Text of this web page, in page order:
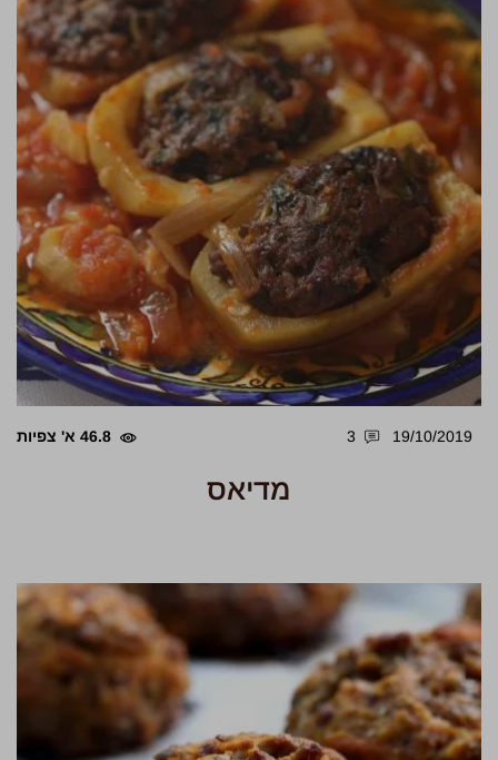
19/10/2019
3 46.8 א' צפיות
מדיאס